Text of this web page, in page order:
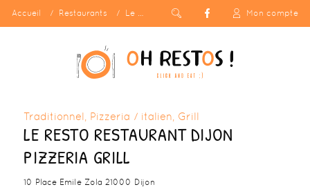
Accueil Restaurants Le Resto restaurant dijon pizzeria grill Mon compte
Traditionnel, Pizzeria / italien, Grill
LE RESTO RESTAURANT DIJON
PIZZERIA GRILL
10 Place Emile Zola 21000 Dijon